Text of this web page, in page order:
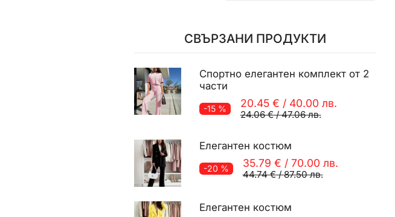
СВЪРЗАНИ ПРОДУКТИ
Спортно елегантен комплект от 2
части
-15 % 20.45 € / 40.00 лв.
24.06 €/47.06 лв.
Елегантен костюм
-20 % 35.79 € / 70.00 лв.
44.74 €/87.50 лв.
Елегантен костюм